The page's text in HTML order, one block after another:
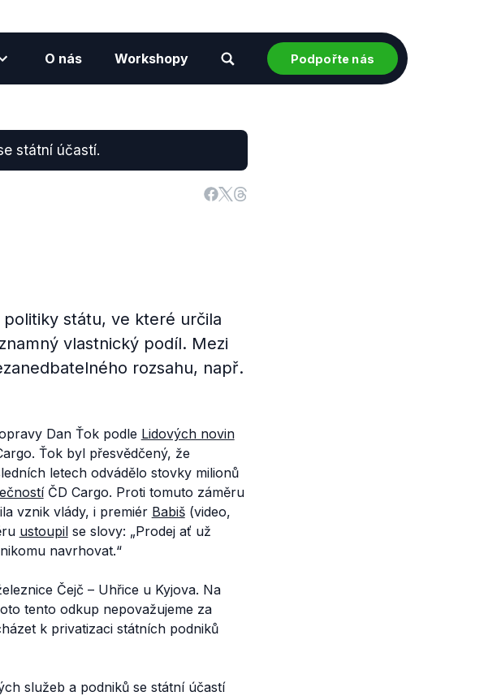
O nás Workshopy Podpořte nás
státní účastí.
státu, ve které určila
vlastnický podíl. Mezi
rozsahu, např.
Dan Ťok podle Lidových novin
Ťok byl přesvědčený, že
letech odvádělo stovky milionů
ČD Cargo. Proti tomuto záměru
vznik vlády, i premiér Babiš(video,
ustoupilse slovy: „Prodej ať už
navrhovat.“
Čejč – Uhřice u Kyjova. Na
tento odkup nepovažujeme za
k privatizaci státních podniků
služeb a podniků se státní účastí